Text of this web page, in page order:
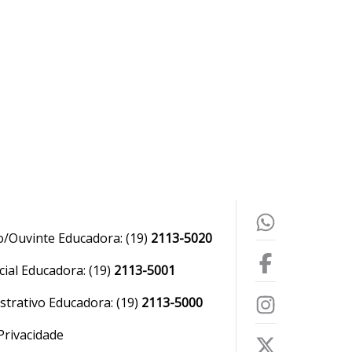
Ouvinte Educadora: (19) 2113-5020
Educadora: (19) 2113-5001
Educadora: (19) 2113-5000